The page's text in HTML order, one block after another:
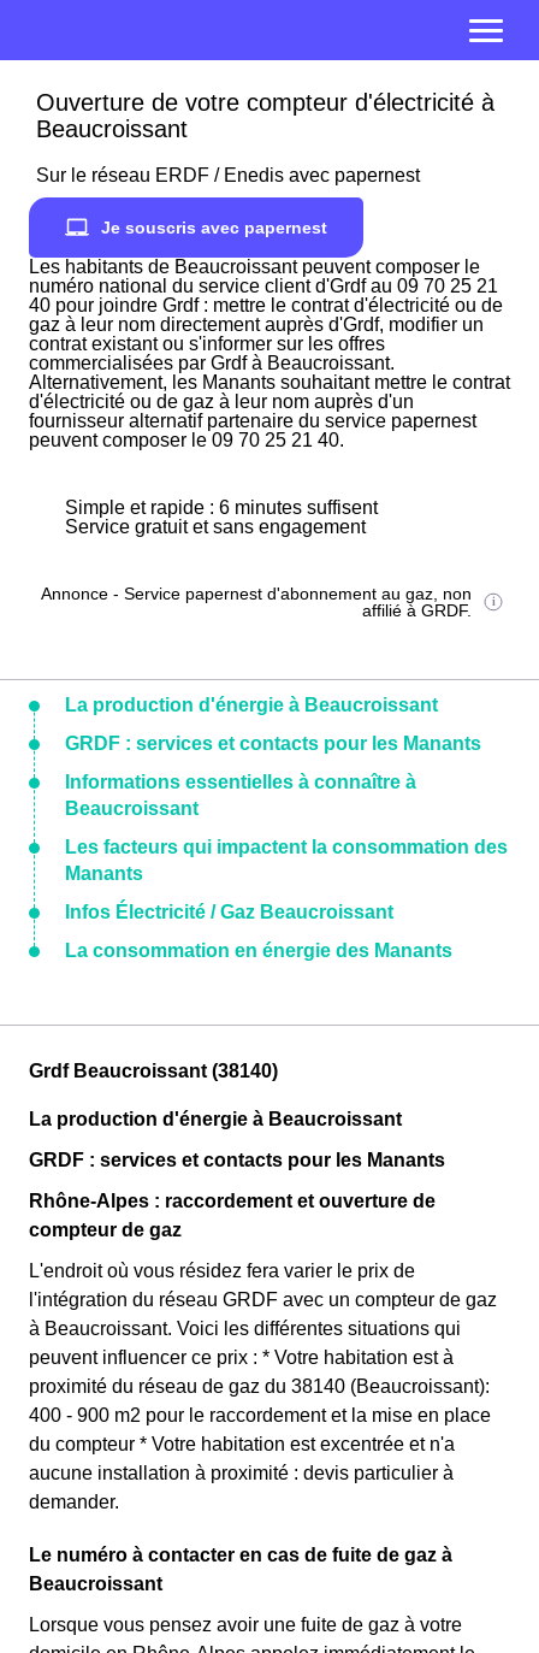
Ouverture de votre compteur d'électricité à
Beaucroissant
Sur le réseau ERDF / Enedis avec papernest
Je souscris avec papernest
Les habitants de Beaucroissant peuvent composer le
numéro national du service client d'Grdf au 09 70 25 21
40 pour joindre Grdf : mettre le contrat d'électricité ou de
gaz à leur nom directement auprès d'Grdf, modifier un
contrat existant ou s'informer sur les offres
commercialisées par Grdf à Beaucroissant.
Alternativement, les Manants souhaitant mettre le contrat
d'électricité ou de gaz à leur nom auprès d'un
fournisseur alternatif partenaire du service papernest
peuvent composer le 09 70 25 21 40.
Simple et rapide : 6 minutes suffisent
Service gratuit et sans engagement
Annonce - Service papernest d'abonnement au gaz, non
affilié à GRDF.
La production d'énergie à Beaucroissant
GRDF : services et contacts pour les Manants
Informations essentielles à connaître à
Beaucroissant
Les facteurs qui impactent la consommation des
Manants
Infos Électricité / Gaz Beaucroissant
La consommation en énergie des Manants
Grdf Beaucroissant (38140)
La production d'énergie à Beaucroissant
GRDF : services et contacts pour les Manants
Rhône-Alpes : raccordement et ouverture de
compteur de gaz
L'endroit où vous résidez fera varier le prix de
l'intégration du réseau GRDF avec un compteur de gaz
à Beaucroissant. Voici les différentes situations qui
peuvent influencer ce prix : * Votre habitation est à
proximité du réseau de gaz du 38140 (Beaucroissant):
400 - 900 m2 pour le raccordement et la mise en place
du compteur * Votre habitation est excentrée et n'a
aucune installation à proximité : devis particulier à
demander.
Le numéro à contacter en cas de fuite de gaz à
Beaucroissant
Lorsque vous pensez avoir une fuite de gaz à votre